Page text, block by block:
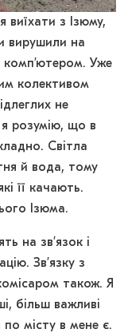
виїхати з Ізюму,
вирушили на
комп’ютером. Уже
колективом
не
розумію, що в
Світла
й вода, тому
її качають.
Ізюма.
на зв’язок і
Зв’язку з
також. Я
більш важливі
місту в мене є.